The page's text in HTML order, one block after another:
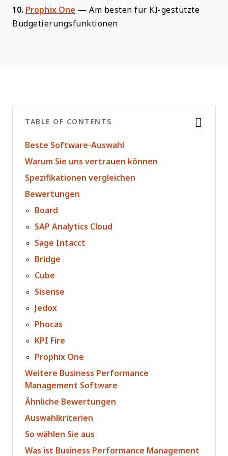
10. Prophix One —Am besten für KI-gestützte
Budgetierungsfunktionen
TABLE OF CONTENTS
Beste Software-Auswahl
Warum Sie uns vertrauen können
Spezifikationen vergleichen
Bewertungen
Board
SAP Analytics Cloud
Sage Intacct
Bridge
Cube
Sisense
Jedox
Phocas
KPI Fire
Prophix One
Weitere Business Performance
Management Software
Ähnliche Bewertungen
Auswahlkriterien
So wählen Sie aus
Was ist Business Performance Management